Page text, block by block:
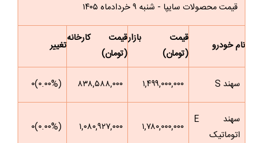
قیمت محصولات سایپا - شنبه ۹ خردادماه ۱۴۰۵
نام خودرو
قیمت بازار
(تومان)
قیمت کارخانه
(تومان)
تغییر
سهند S ۱,۴۹۹,۰۰۰,۰۰۰ ۸۳۸,۵۸۸,۰۰۰ (۰.۰۰%)۰
سهند E
اتوماتیک
۱,۷۸۰,۰۰۰,۰۰۰ ۱,۰۸۰,۹۲۷,۰۰۰ (۰.۰۰%)۰